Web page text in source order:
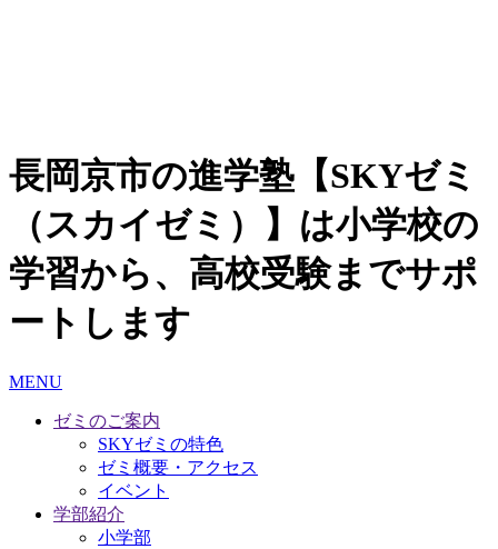
長岡京市の進学塾【SKYゼミ
（スカイゼミ）】は小学校の
学習から、高校受験までサポ
ートします
MENU
ゼミのご案内
SKYゼミの特色
ゼミ概要・アクセス
イベント
学部紹介
小学部